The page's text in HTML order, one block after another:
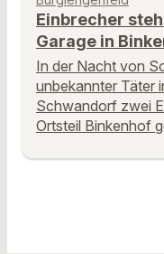
Einbrecher
Garage in
In der Nacht von
unbekannter Täter
Schwandorf zwei
Ortsteil Binkenhof